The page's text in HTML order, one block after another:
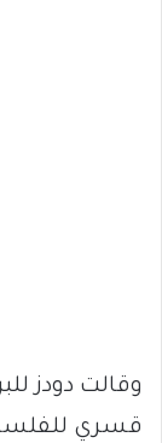
وقالت دودز
قسري